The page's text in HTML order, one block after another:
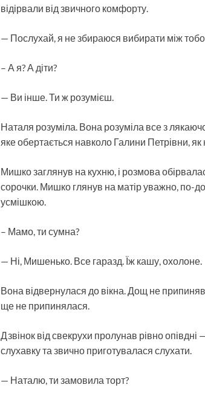
відірвали від звичного комфорту.
— Послухай, я не збираюся вибирати між
– А я? А діти?
— Ви інше. Ти ж розумієш.
Наталя розуміла. Вона розуміла все з
яке обертається навколо Галини Петрівни,
Мишко заглянув на кухню, і розмова
сорочки. Мишко глянув на матір уважно, по-
усмішкою.
– Мамо, ти сумна?
— Ні, Мишенько. Все гаразд. Їж кашу, охолоне.
Вона відвернулася до вікна. Дощ не
ще не припинялася.
Дзвінок від свекрухи пролунав рівно
слухавку та звично приготувалася слухати.
— Наталю, ти замовила торт?